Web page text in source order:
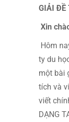
GIẢI ĐỀ
Xin
Hôm
ty du
một bài
tích và
viết
DẠNG